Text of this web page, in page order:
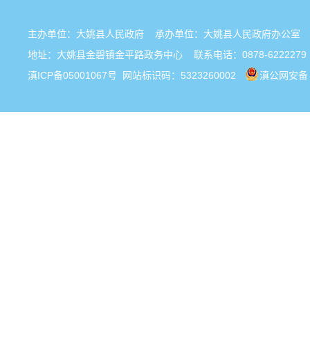
主办单位：大姚县人民政府 承办单位：大姚县人民政府办公
地址：大姚县金碧镇金平路政务中心 联系电话：0878-6222279
滇ICP备05001067号 网站标识码：5323260002 滇公网安